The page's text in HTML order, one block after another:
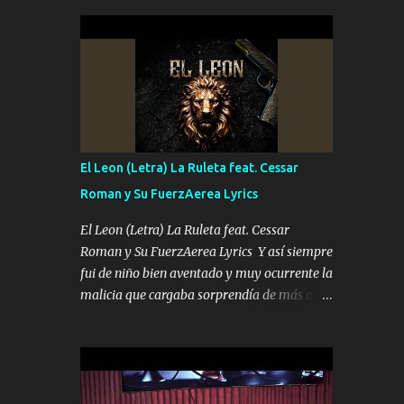
conciertos más que llenar Se mueven solo
por el interés P...
inteligente junto con su hermano el TRES
blindado el Estado tiene andan ESPERANDO
al UNO QUE PRONTO ESTARÁ PRESENTE
Que no falten las bucanas ni tampoco las
mujeres porque es platica de grandes por eso
hay que estar alegres doy las instrucciones
para atender los deberes Música Si es que
salta algún problema de confianza tengo
gente ahí está el Hombre Cuarenta y
también Pariente 7 arreglan cualquier
problema no más es cuestión que ordené
NOS HACE FALTA UN HERMANO DE CLAVE
SIEMPRE VIO POR LA FAMILIA PARA QUE
SIGA EL LEGADO Es el DOS de los
HERMANOS un cerebro inteligente y com...
El Leon (Letra) La Ruleta feat. Cessar
Roman y Su FuerzAerea Lyrics
El Leon (Letra) La Ruleta feat. Cessar
Roman y Su FuerzAerea Lyrics Y así siempre
fui de niño bien aventado y muy ocurrente la
malicia que cargaba sorprendía de más a la
Tranquilo me la navego ando en lo mío sin